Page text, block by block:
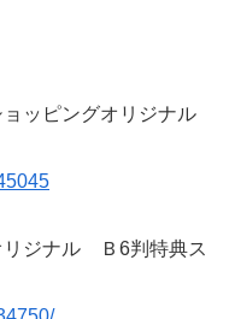
ッピングオリジナル
ジナル Ｂ6判特典ス